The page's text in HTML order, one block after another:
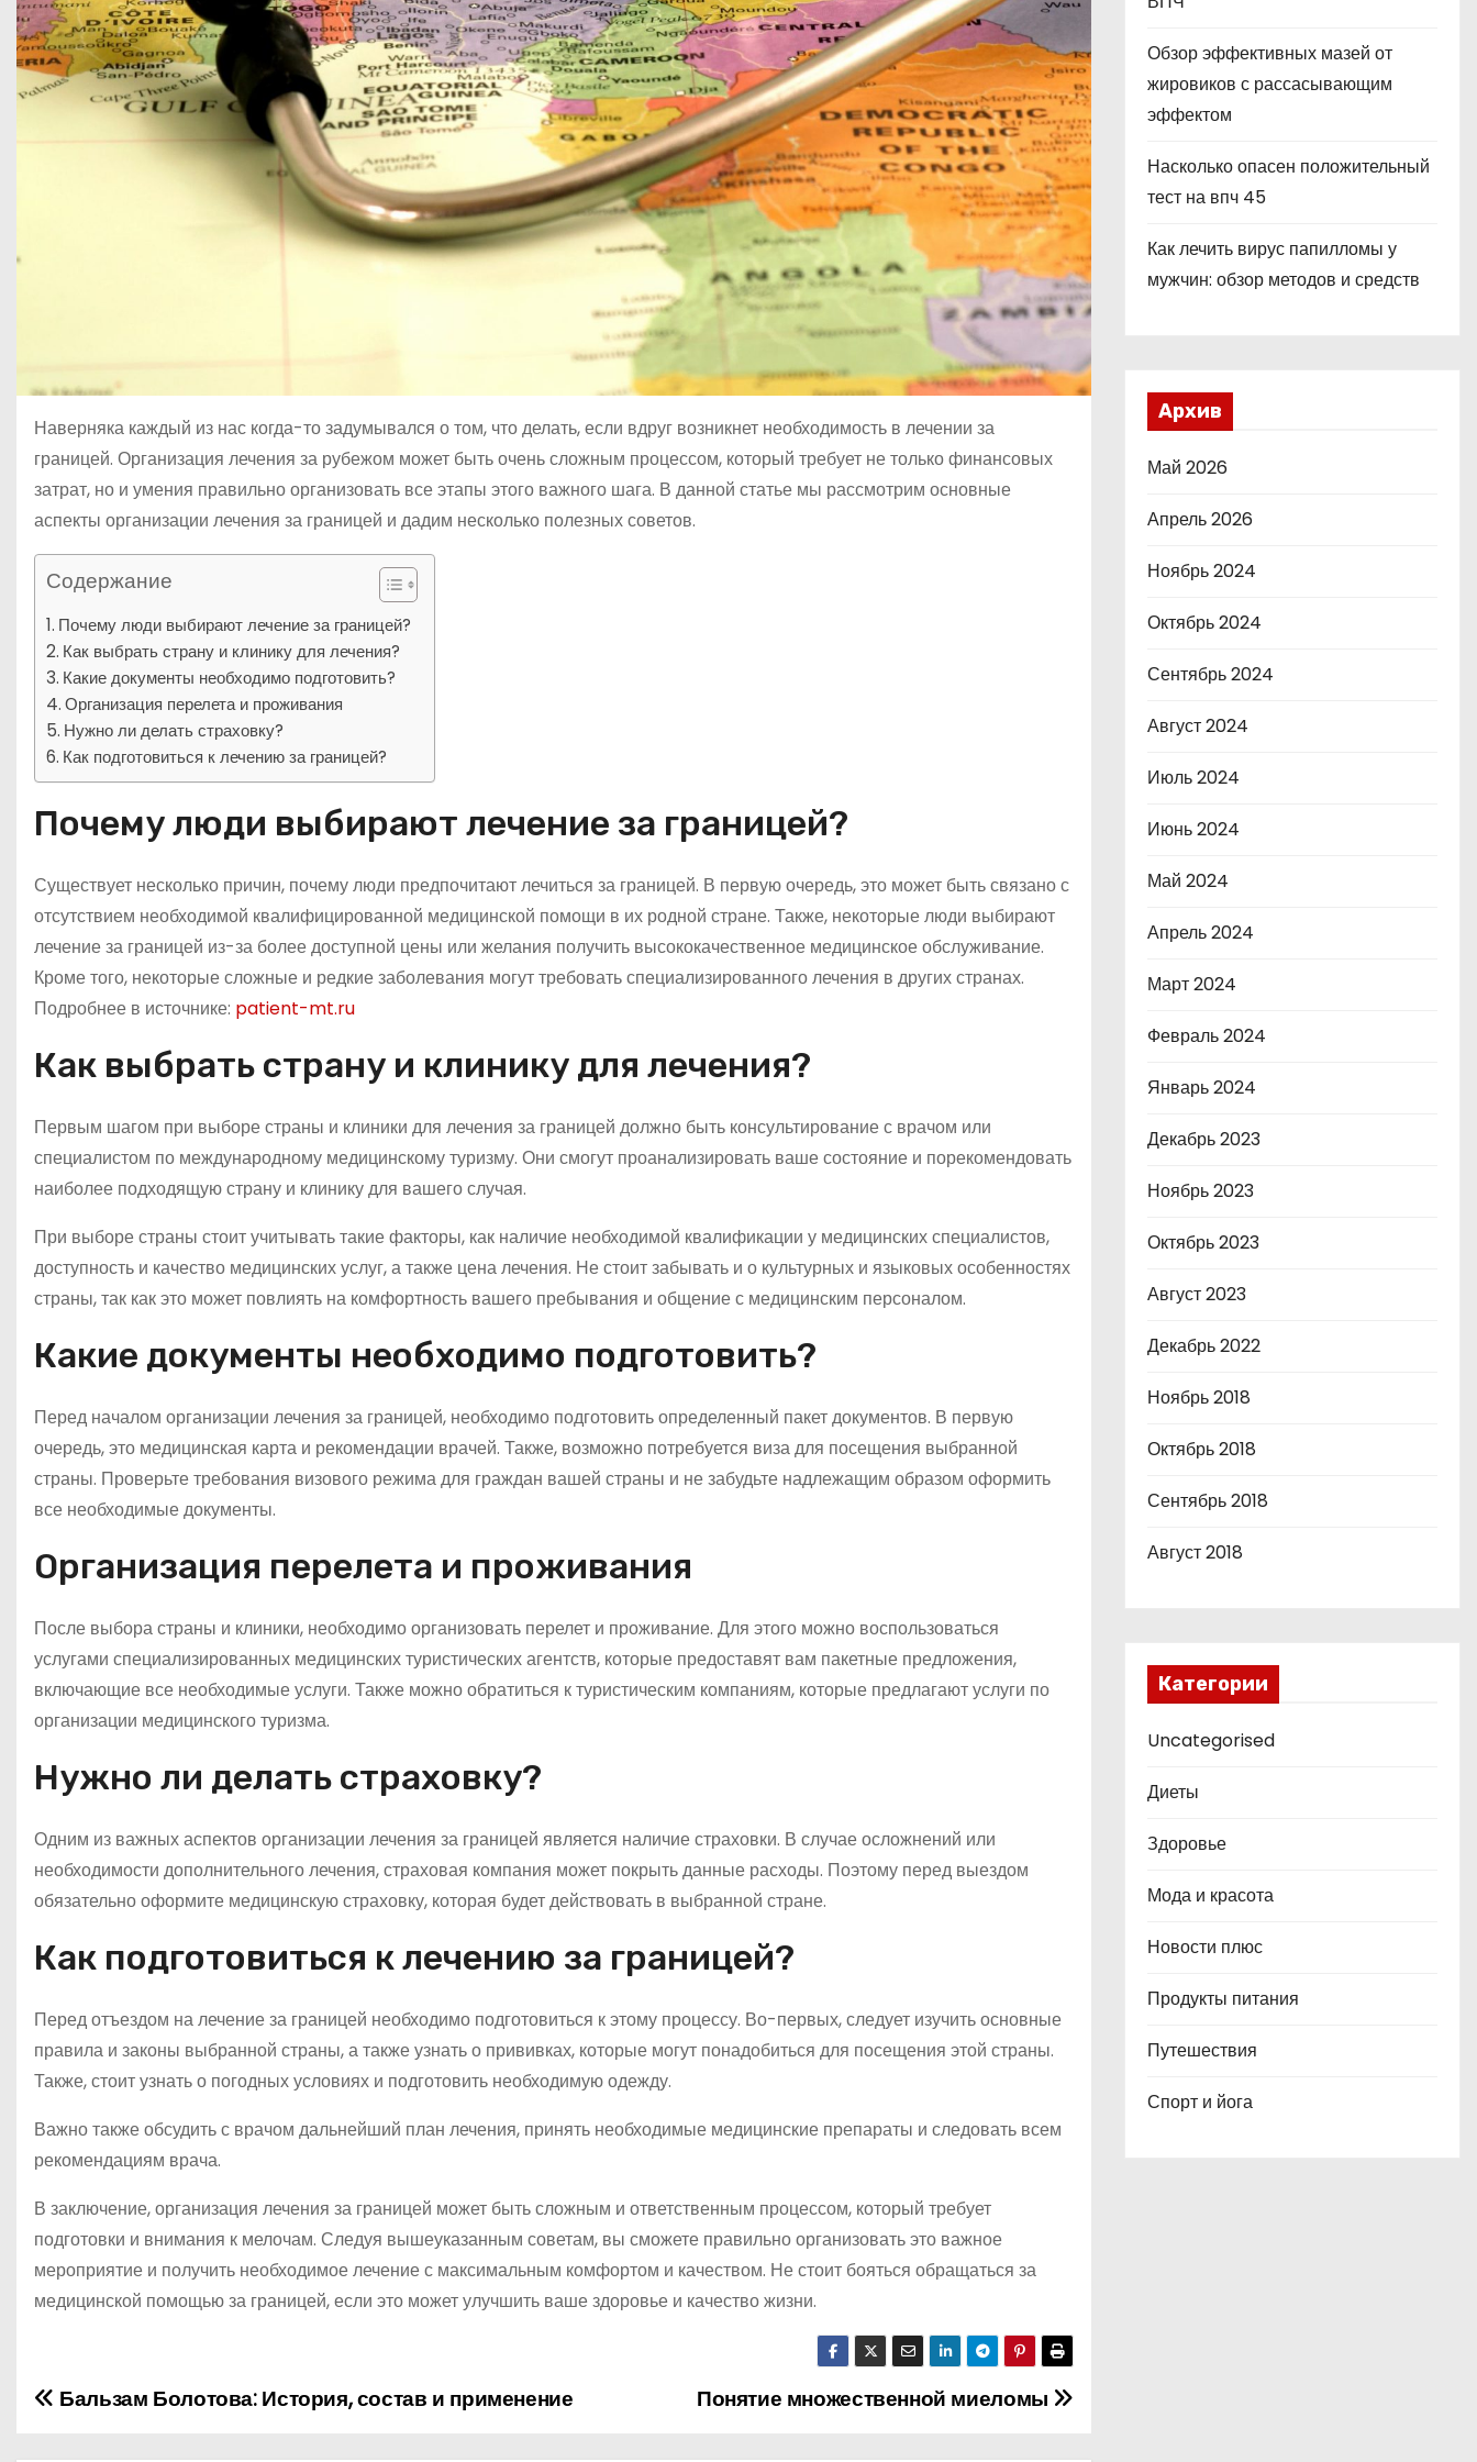
Наверняка каждый из нас когда-то задумывался о том, что делать, если вдруг возникнет необходимость в лечении за
границей. Организация лечения за рубежом может быть очень сложным процессом, который требует не только финансовых
затрат, но и умения правильно организовать все этапы этого важного шага. В данной статье мы рассмотрим основные
аспекты организации лечения за границей и дадим несколько полезных советов.
Содержание
Почему люди выбирают лечение за границей?
Как выбрать страну и клинику для лечения?
Какие документы необходимо подготовить?
Организация перелета и проживания
Нужно ли делать страховку?
Как подготовиться к лечению за границей?
Почему люди выбирают лечение за границей?
Существует несколько причин, почему люди предпочитают лечиться за границей. В первую очередь, это может быть связано с
отсутствием необходимой квалифицированной медицинской помощи в их родной стране. Также, некоторые люди выбирают
лечение за границей из-за более доступной цены или желания получить высококачественное медицинское обслуживание.
Кроме того, некоторые сложные и редкие заболевания могут требовать специализированного лечения в других странах.
Подробнее в источнике: patient-mt.ru
Как выбрать страну и клинику для лечения?
Первым шагом при выборе страны и клиники для лечения за границей должно быть консультирование с врачом или
специалистом по международному медицинскому туризму. Они смогут проанализировать ваше состояние и порекомендовать
наиболее подходящую страну и клинику для вашего случая.
При выборе страны стоит учитывать такие факторы, как наличие необходимой квалификации у медицинских специалистов,
доступность и качество медицинских услуг, а также цена лечения. Не стоит забывать и о культурных и языковых особенностях
страны, так как это может повлиять на комфортность вашего пребывания и общение с медицинским персоналом.
Какие документы необходимо подготовить?
Перед началом организации лечения за границей, необходимо подготовить определенный пакет документов. В первую
очередь, это медицинская карта и рекомендации врачей. Также, возможно потребуется виза для посещения выбранной
страны. Проверьте требования визового режима для граждан вашей страны и не забудьте надлежащим образом оформить
все необходимые документы.
Организация перелета и проживания
После выбора страны и клиники, необходимо организовать перелет и проживание. Для этого можно воспользоваться
услугами специализированных медицинских туристических агентств, которые предоставят вам пакетные предложения,
включающие все необходимые услуги. Также можно обратиться к туристическим компаниям, которые предлагают услуги по
организации медицинского туризма.
Нужно ли делать страховку?
Одним из важных аспектов организации лечения за границей является наличие страховки. В случае осложнений или
необходимости дополнительного лечения, страховая компания может покрыть данные расходы. Поэтому перед выездом
обязательно оформите медицинскую страховку, которая будет действовать в выбранной стране.
Как подготовиться к лечению за границей?
Перед отъездом на лечение за границей необходимо подготовиться к этому процессу. Во-первых, следует изучить основные
правила и законы выбранной страны, а также узнать о прививках, которые могут понадобиться для посещения этой страны.
Также, стоит узнать о погодных условиях и подготовить необходимую одежду.
Важно также обсудить с врачом дальнейший план лечения, принять необходимые медицинские препараты и следовать всем
рекомендациям врача.
В заключение, организация лечения за границей может быть сложным и ответственным процессом, который требует
подготовки и внимания к мелочам. Следуя вышеуказанным советам, вы сможете правильно организовать это важное
мероприятие и получить необходимое лечение с максимальным комфортом и качеством. Не стоит бояться обращаться за
медицинской помощью за границей, если это может улучшить ваше здоровье и качество жизни.
Н
Понятие множественной миеломы
Бальзам Болотова: История, состав и применение
Обзор эффективных мазей от
жировиков с рассасывающим
эффектом
Насколько опасен положительный
тест на впч 45
Как лечить вирус папилломы у
мужчин: обзор методов и средств
Архив
Май 2026
Апрель 2026
Ноябрь 2024
Октябрь 2024
Сентябрь 2024
Август 2024
Июль 2024
Июнь 2024
Май 2024
Апрель 2024
Март 2024
Февраль 2024
Январь 2024
Декабрь 2023
Ноябрь 2023
Октябрь 2023
Август 2023
Декабрь 2022
Ноябрь 2018
Октябрь 2018
Сентябрь 2018
Август 2018
Категории
Uncategorised
Диеты
Здоровье
Мода и красота
Новости плюс
Продукты питания
Путешествия
Спорт и йога